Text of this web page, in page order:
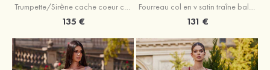
Trumpette/Sirène cache coeur charmeuse traîne balayage robe de bal
135 €
Fourreau col en v satin traîne balayage robe de bal
131 €